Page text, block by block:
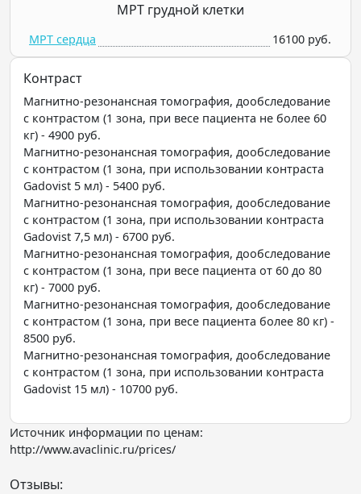
МРТ грудной клетки
МРТ сердца 16100 руб.
Контраст
Магнитно-резонансная томография, дообследование
с контрастом (1 зона, при весе пациента не более 60
кг) - 4900 руб.
Магнитно-резонансная томография, дообследование
с контрастом (1 зона, при использовании контраста
Gadovist 5 мл) - 5400 руб.
Магнитно-резонансная томография, дообследование
с контрастом (1 зона, при использовании контраста
Gadovist 7,5 мл) - 6700 руб.
Магнитно-резонансная томография, дообследование
с контрастом (1 зона, при весе пациента от 60 до 80
кг) - 7000 руб.
Магнитно-резонансная томография, дообследование
с контрастом (1 зона, при весе пациента более 80 кг) -
8500 руб.
Магнитно-резонансная томография, дообследование
с контрастом (1 зона, при использовании контраста
Gadovist 15 мл) - 10700 руб.
Источник информации по ценам:
http://www.avaclinic.ru/prices/
Отзывы: